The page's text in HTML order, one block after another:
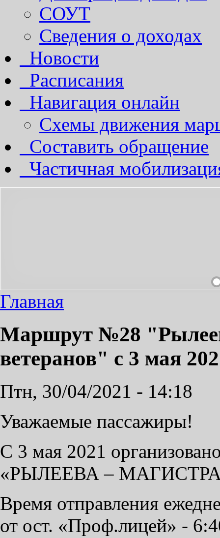
СОУТ
Сведения о доходах
Новости
Расписания
Навигация онлайн
Схемы движения
Составить обращение
Частичная
Главная
Маршрут №28
ветеранов" с 3 мая
Птн, 30/04/2021 - 14:18
Уважаемые пассажиры!
С 3 мая 2021
«РЫЛЕЕВА –
Время отправления
от ост. «Проф.лицей» -